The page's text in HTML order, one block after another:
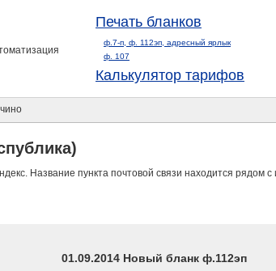
Печать бланков
ф.7-п, ф. 112эп, адресный ярлык
ф. 107
Калькулятор тарифов
Название пункта почтовой связи находится рядом с
01.09.2014 Новый бланк ф.112эп